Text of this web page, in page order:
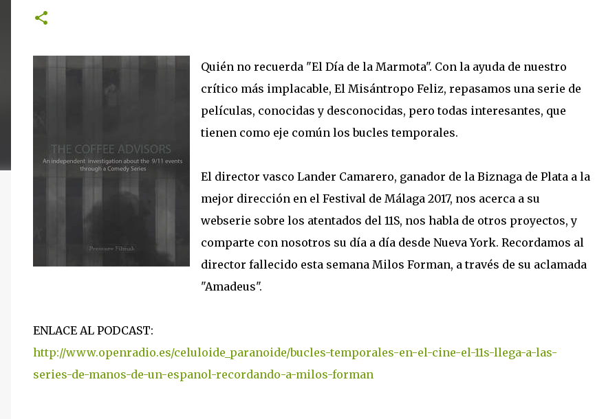
Quién no recuerda "El Día de la Marmota". Con la ayuda de nuestro
crítico más implacable, El Misántropo Feliz, repasamos una serie de
películas, conocidas y desconocidas, pero todas interesantes, que
tienen como eje común los bucles temporales.
El director vasco Lander Camarero, ganador de la Biznaga de Plata a la
mejor dirección en el Festival de Málaga 2017, nos acerca a su
webserie sobre los atentados del 11S, nos habla de otros proyectos, y
comparte con nosotros su día a día desde Nueva York. Recordamos al
director fallecido esta semana Milos Forman, a través de su aclamada
"Amadeus".
ENLACE AL PODCAST:
http://www.openradio.es/celuloide_paranoide/bucles-temporales-en-el-cine-el-11s-llega-a-las-
series-de-manos-de-un-espanol-recordando-a-milos-forman